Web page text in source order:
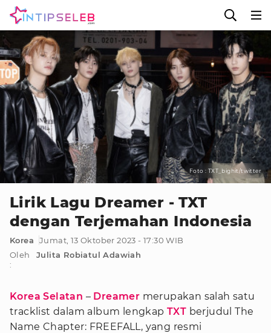
Foto : TXT_bighit/twitter
Lirik Lagu Dreamer - TXT
dengan Terjemahan Indonesia
Korea
Jumat, 13 Oktober 2023 - 17:30 WIB
Oleh
:
Julita Robiatul Adawiah
Korea Selatan – Dreamer merupakan salah satu
tracklist dalam album lengkap TXT berjudul The
Name Chapter: FREEFALL, yang resmi